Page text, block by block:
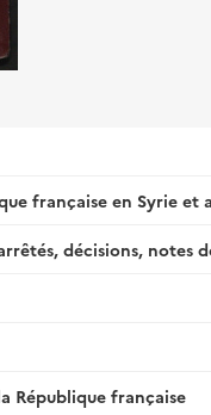
française en Syrie et
décisions, notes
République française